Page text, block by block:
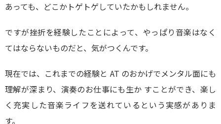
あっても、どこかトゲトゲしていたかもしれません。
ですが挫折を経験したことによって、やっぱり音楽はなく
てはならないものだと、気がつくんです。
現在では、これまでの経験と AT のおかげでメンタル面にも
理解が深まり、演奏のお仕事にも生か すことができ、楽し
く充実した音楽ライフを送れているという実感がありま
す。